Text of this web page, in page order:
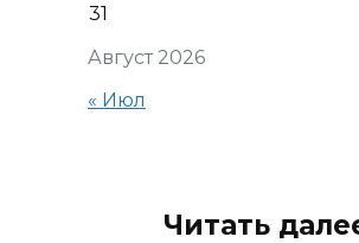
Август 2026
31
« Июл
Читать